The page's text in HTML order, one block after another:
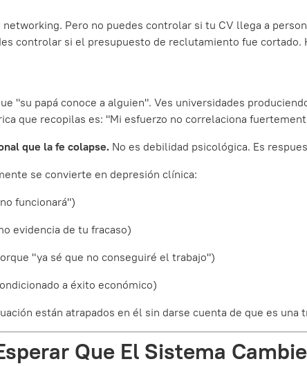
Pero no puedes controlar si tu CV llega a
controlar si el presupuesto de reclutamiento fue
"su papá conoce a alguien". Ves universidades
que recopilas es: "Mi esfuerzo no correlaciona
que la fe colapse. No es debilidad psicológica. Es
se convierte en depresión clínica:
funcionará")
evidencia de tu fracaso)
"ya sé que no conseguiré el trabajo")
a éxito económico)
están atrapados en él sin darse cuenta de que es una
Que El Sistema Cambie